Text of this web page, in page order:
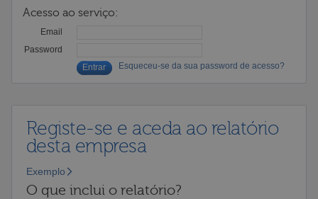
Acesso ao serviço:
Email
Password
Esqueceu-se da sua password de acesso?
Registe-se e aceda ao relatório
desta empresa
Exemplo
O que inclui o relatório?